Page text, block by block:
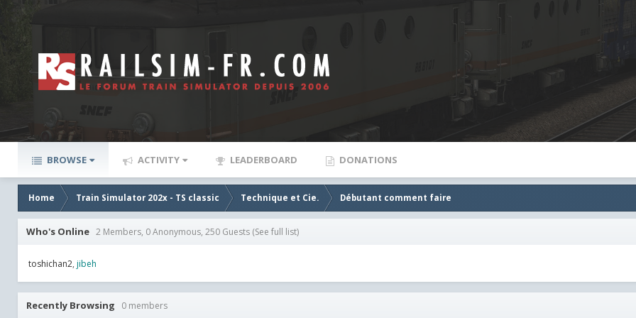
BROWSE ACTIVITY LEADERBOARD DONATIONS
Home Train Simulator 202x - TS classic Technique et Cie. Débutant comment faire
Who's Online 2 Members, 0 Anonymous, 250 Guests (See full list)
toshichan2 jibeh
Recently Browsing 0 members